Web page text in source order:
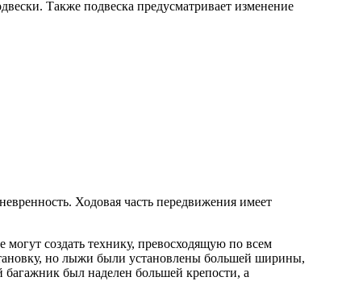
Также подвеска предусматривает изменение
Ходовая часть передвижения имеет
создать технику, превосходящую по всем
но лыжи были установлены большей ширины,
был наделен большей крепости, а